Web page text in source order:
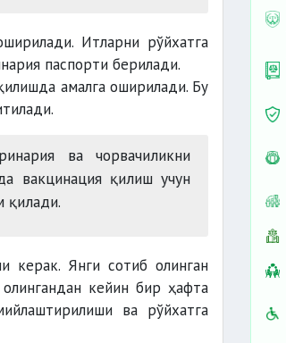
Итларни рўйхатга
паспорти берилади.
амалга оширилади. Бу
ва чорвачиликни
вакцинация қилиш учун
қилади.
керак. Янги сотиб олинган
кейин бир ҳафта
ва рўйхатга